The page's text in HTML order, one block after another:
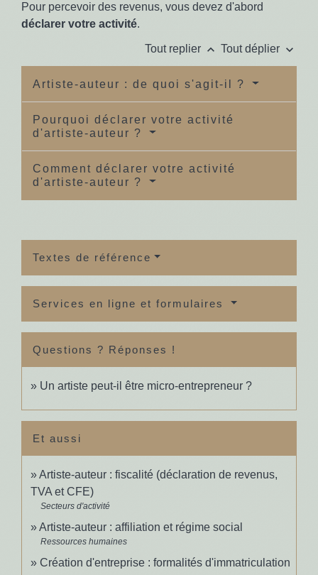
Pour percevoir des revenus, vous devez d'abord
déclarer votre activité.
Tout replier keyboard_arrow_up Tout déplier keyboard_arrow_down
Artiste-auteur : de quoi s'agit-il ?
Pourquoi déclarer votre activité
d'artiste-auteur ?
Comment déclarer votre activité
d'artiste-auteur ?
Textes de référence
Services en ligne et formulaires
Questions ? Réponses !
Un artiste peut-il être micro-entrepreneur ?
Et aussi
Artiste-auteur : fiscalité (déclaration de revenus,
TVA et CFE)
Secteurs d'activité
Artiste-auteur : affiliation et régime social
Ressources humaines
Création d'entreprise : formalités d'immatriculation